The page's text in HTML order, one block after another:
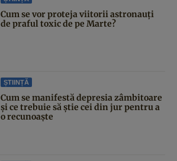
Cum se vor proteja viitorii astronauți
de praful toxic de pe Marte?
ȘTIINȚĂ
Cum se manifestă depresia zâmbitoare
și ce trebuie să știe cei din jur pentru a
o recunoaște